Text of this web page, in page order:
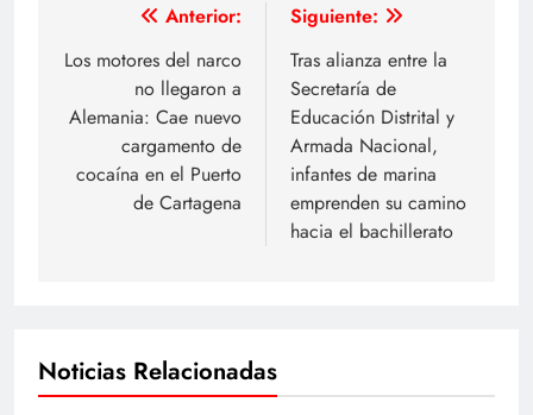
Navegación
de
entradas
Anterior:
​Los motores del narco
no llegaron a
Alemania: Cae nuevo
cargamento de
cocaína en el Puerto
de Cartagena
Siguiente:
Tras alianza entre la
Secretaría de
Educación Distrital y
Armada Nacional,
infantes de marina
emprenden su camino
hacia el bachillerato
Noticias Relacionadas